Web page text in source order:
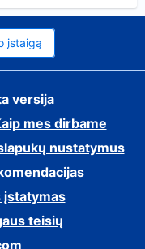
įstaigą
versija
mes dirbame
nustatymus
įstatymas
teisių